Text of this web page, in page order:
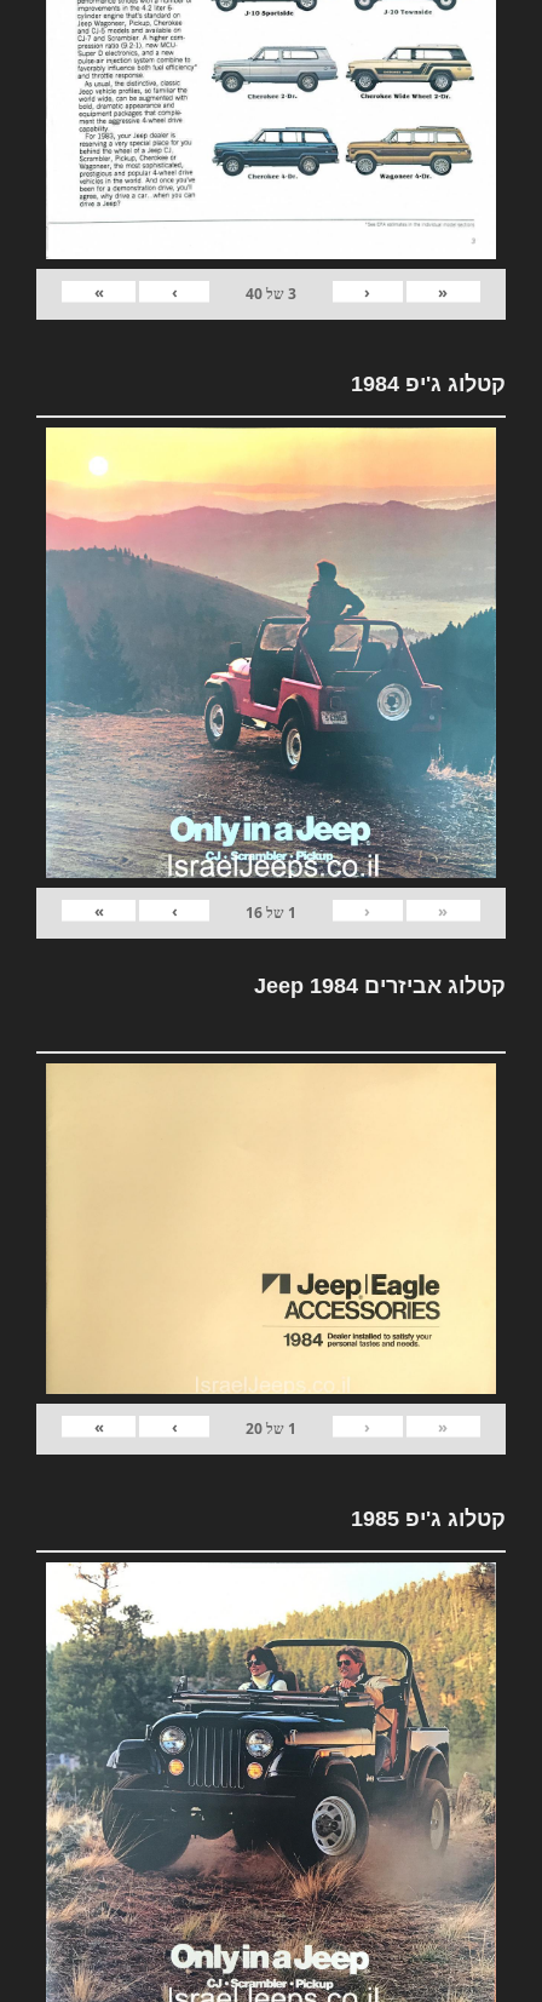
«
‹
3של40
›
»
קטלוג ג'יפ 1984
«
‹
1 של16
›
»
קטלוג אביזרים Jeep 1984
«
‹
1 של20
›
»
קטלוג ג'יפ 1985